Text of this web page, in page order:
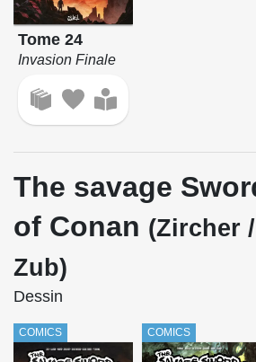
Tome 24
Invasion Finale
The savage
of Conan (Zircher /
Zub)
Dessin
COMICS COMICS